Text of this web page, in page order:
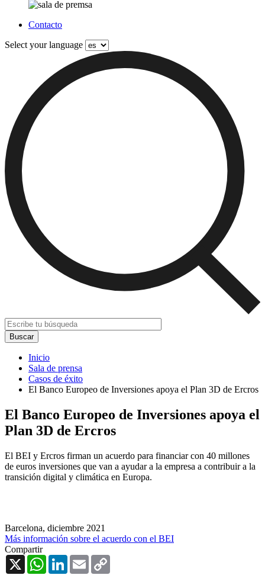
Contacto
Select your language
Inicio
Sala de prensa
Casos de éxito
El Banco Europeo de Inversiones apoya el Plan 3D de Ercros
El Banco Europeo de Inversiones apoya el
Plan 3D de Ercros
El BEI y Ercros firman un acuerdo para financiar con 40 millones
de euros inversiones que van a ayudar a la empresa a contribuir a la
transición digital y climática en Europa.
Barcelona, diciembre 2021
Más información sobre el acuerdo con el BEI
Compartir
X
WhatsAppLinkedInEmail